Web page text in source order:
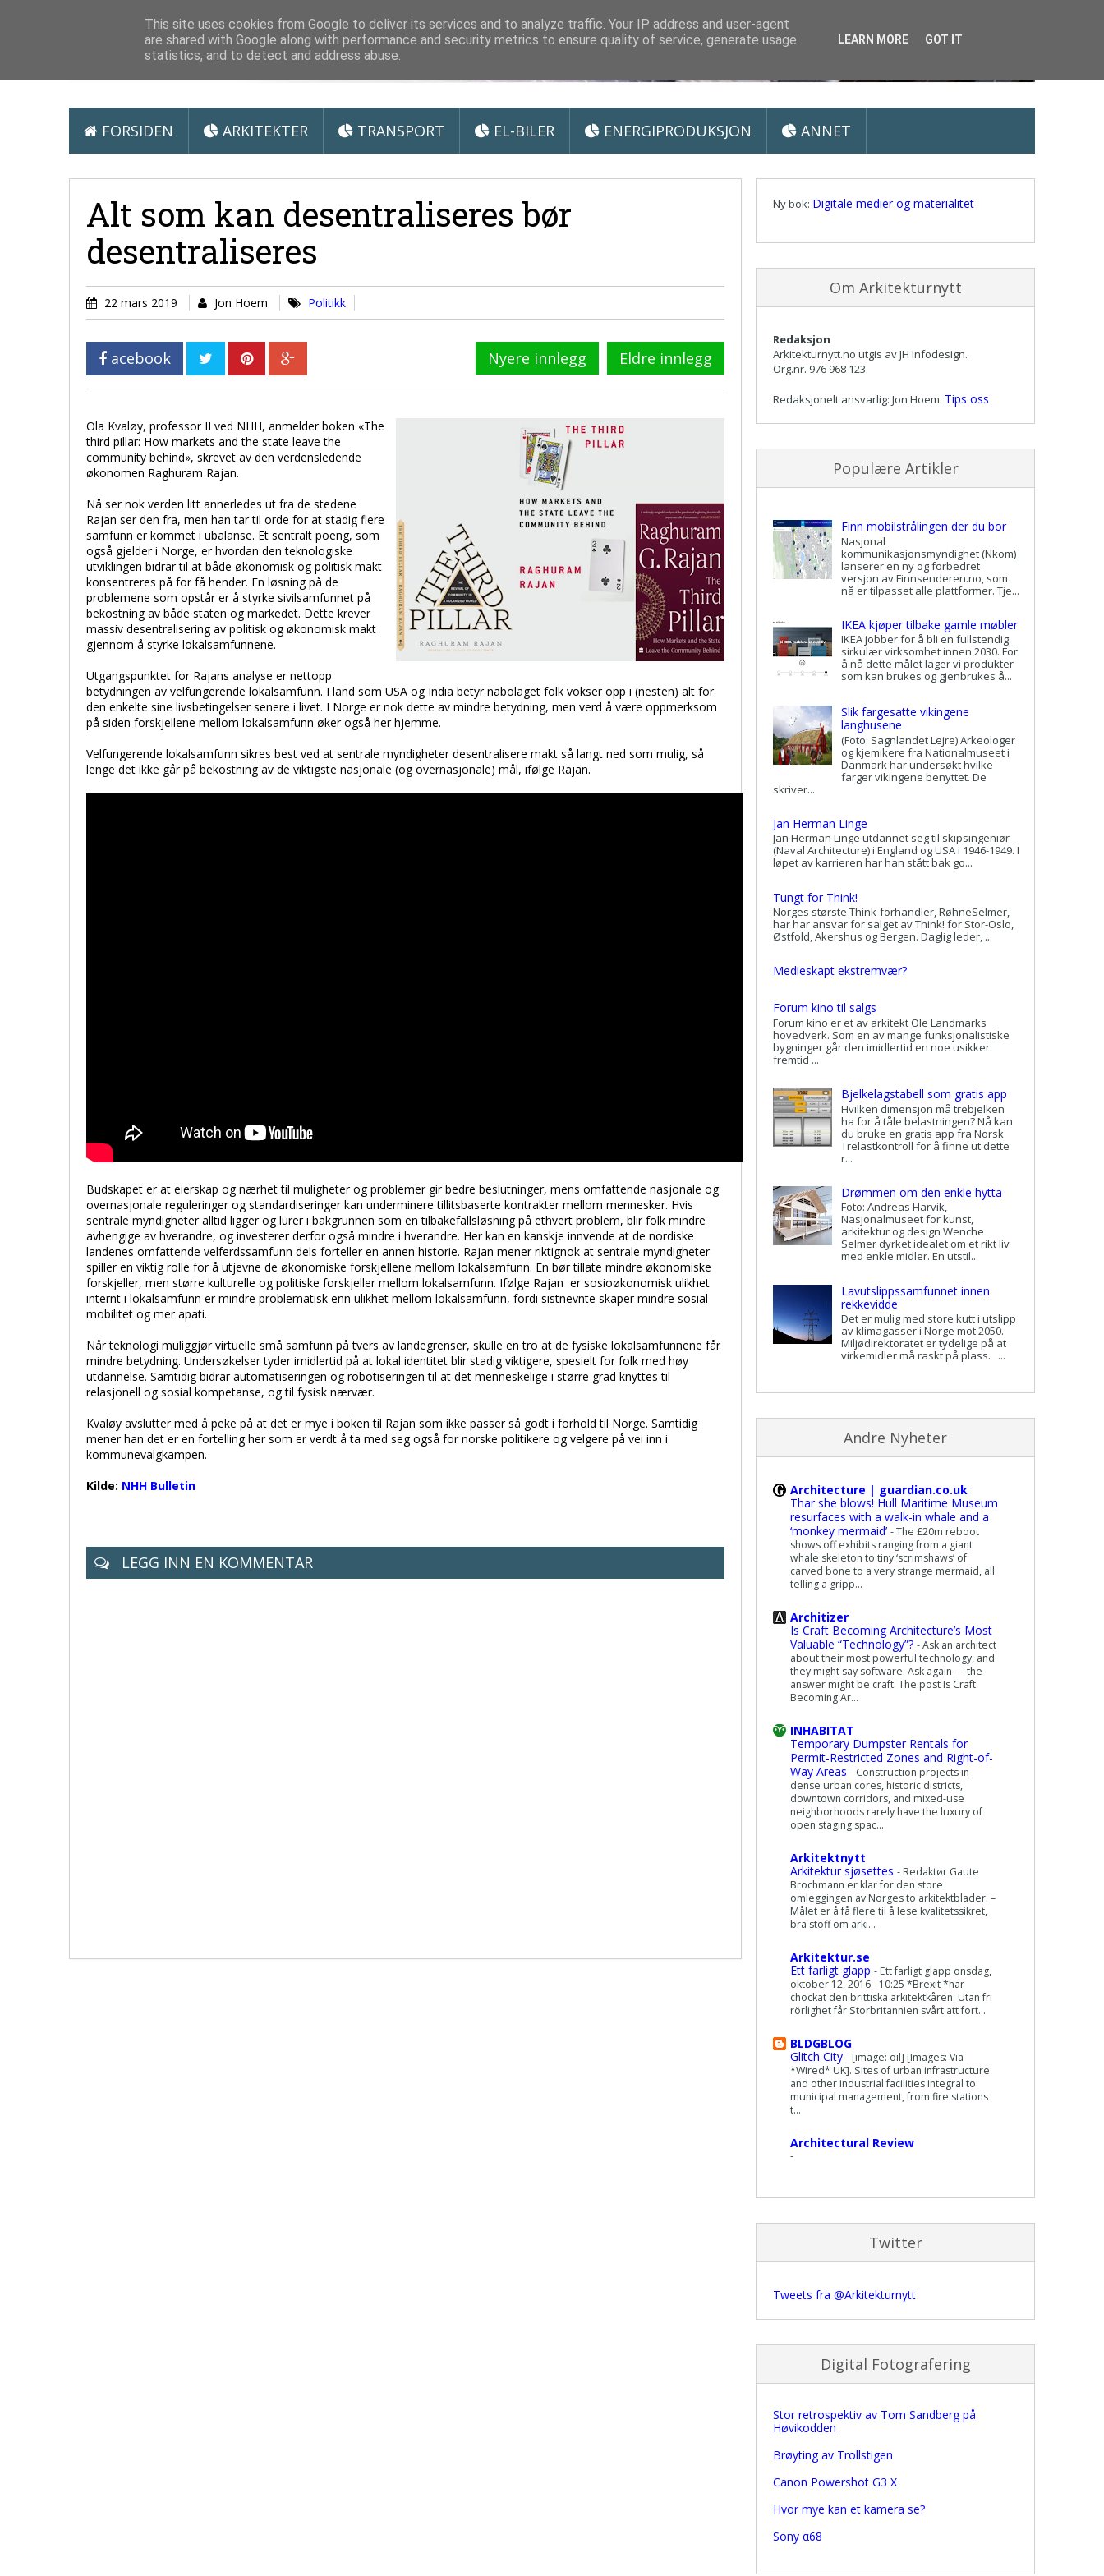
Arkitektur & Miljøteknologi
FORSIDEN ARKITEKTER TRANSPORT EL-BILER ENERGIPRODUKSJON ANNET
Alt som kan desentraliseres bør
desentraliseres
22 mars 2019 Jon Hoem Politikk
acebook Nyere innlegg Eldre innlegg
Ola Kvaløy, professor II ved NHH, anmelder boken «The
third pillar: How markets and the state leave the
community behind», skrevet av den verdensledende
økonomen Raghuram Rajan.
Nå ser nok verden litt annerledes ut fra de stedene
Rajan ser den fra, men han tar til orde for at stadig flere
samfunn er kommet i ubalanse. Et sentralt poeng, som
også gjelder i Norge, er hvordan den teknologiske
utviklingen bidrar til at både økonomisk og politisk makt
konsentreres på for få hender. En løsning på de
problemene som opstår er å styrke sivilsamfunnet på
bekostning av både staten og markedet. Dette krever
massiv desentralisering av politisk og økonomisk makt
gjennom å styrke lokalsamfunnene.
Utgangspunktet for Rajans analyse er nettopp
betydningen av velfungerende lokalsamfunn. I land som USA og India betyr nabolaget folk vokser opp i (nesten) alt for
den enkelte sine livsbetingelser senere i livet. I Norge er nok dette av mindre betydning, men verd å være oppmerksom
på siden forskjellene mellom lokalsamfunn øker også her hjemme.
Velfungerende lokalsamfunn sikres best ved at sentrale myndigheter desentralisere makt så langt ned som mulig, så
lenge det ikke går på bekostning av de viktigste nasjonale (og overnasjonale) mål, ifølge Rajan.
Budskapet er at eierskap og nærhet til muligheter og problemer gir bedre beslutninger, mens omfattende nasjonale og
overnasjonale reguleringer og standardiseringer kan underminere tillitsbaserte kontrakter mellom mennesker. Hvis
sentrale myndigheter alltid ligger og lurer i bakgrunnen som en tilbakefallsløsning på ethvert problem, blir folk mindre
avhengige av hverandre, og investerer derfor også mindre i hverandre. Her kan en kanskje innvende at de nordiske
landenes omfattende velferdssamfunn dels forteller en annen historie. Rajan mener riktignok at sentrale myndigheter
spiller en viktig rolle for å utjevne de økonomiske forskjellene mellom lokalsamfunn. En bør tillate mindre økonomiske
forskjeller, men større kulturelle og politiske forskjeller mellom lokalsamfunn. Ifølge Rajan er sosioøkonomisk ulikhet
internt i lokalsamfunn er mindre problematisk enn ulikhet mellom lokalsamfunn, fordi sistnevnte skaper mindre sosial
mobilitet og mer apati.
Når teknologi muliggjør virtuelle små samfunn på tvers av landegrenser, skulle en tro at de fysiske lokalsamfunnene får
mindre betydning. Undersøkelser tyder imidlertid på at lokal identitet blir stadig viktigere, spesielt for folk med høy
utdannelse. Samtidig bidrar automatiseringen og robotiseringen til at det menneskelige i større grad knyttes til
relasjonell og sosial kompetanse, og til fysisk nærvær.
Kvaløy avslutter med å peke på at det er mye i boken til Rajan som ikke passer så godt i forhold til Norge. Samtidig
mener han det er en fortelling her som er verdt å ta med seg også for norske politikere og velgere på vei inn i
kommunevalgkampen.
Kilde: NHH Bulletin
LEGG INN EN KOMMENTAR
Ny bok: Digitale medier og materialitet
Om Arkitekturnytt
Redaksjon
Arkitekturnytt.no utgis av JH Infodesign.
Org.nr. 976 968 123.
Redaksjonelt ansvarlig: Jon Hoem. Tips oss
Populære Artikler
Finn mobilstrålingen der du bor
Nasjonal
kommunikasjonsmyndighet (Nkom)
lanserer en ny og forbedret
versjon av Finnsenderen.no, som
nå er tilpasset alle plattformer. Tje...
IKEA kjøper tilbake gamle møbler
IKEA jobber for å bli en fullstendig
sirkulær virksomhet innen 2030. For
å nå dette målet lager vi produkter
som kan brukes og gjenbrukes å...
Slik fargesatte vikingene
langhusene
(Foto: Sagnlandet Lejre) Arkeologer
og kjemikere fra Nationalmuseet i
Danmark har undersøkt hvilke
farger vikingene benyttet. De
skriver...
Jan Herman Linge
Jan Herman Linge utdannet seg til skipsingeniør
(Naval Architecture) i England og USA i 1946-1949. I
løpet av karrieren har han stått bak go...
Tungt for Think!
Norges største Think-forhandler, RøhneSelmer,
har har ansvar for salget av Think! for Stor-Oslo,
Østfold, Akershus og Bergen. Daglig leder, ...
Medieskapt ekstremvær?
Forum kino til salgs
Forum kino er et av arkitekt Ole Landmarks
hovedverk. Som en av mange funksjonalistiske
bygninger går den imidlertid en noe usikker
fremtid ...
Bjelkelagstabell som gratis app
Hvilken dimensjon må trebjelken
ha for å tåle belastningen? Nå kan
du bruke en gratis app fra Norsk
Trelastkontroll for å finne ut dette
r...
Drømmen om den enkle hytta
Foto: Andreas Harvik,
Nasjonalmuseet for kunst,
arkitektur og design Wenche
Selmer dyrket idealet om et rikt liv
med enkle midler. En utstil...
Lavutslippssamfunnet innen
rekkevidde
Det er mulig med store kutt i utslipp
av klimagasser i Norge mot 2050.
Miljødirektoratet er tydelige på at
virkemidler må raskt på plass. ...
Andre Nyheter
Architecture | guardian.co.uk
Thar she blows! Hull Maritime Museum
resurfaces with a walk-in whale and a
‘monkey mermaid’ -The £20m reboot
shows off exhibits ranging from a giant
whale skeleton to tiny ‘scrimshaws’ of
carved bone to a very strange mermaid, all
telling a gripp...
Architizer
Is Craft Becoming Architecture’s Most
Valuable “Technology”? -Ask an architect
about their most powerful technology, and
they might say software. Ask again — the
answer might be craft. The post Is Craft
Becoming Ar...
INHABITAT
Temporary Dumpster Rentals for
Permit-Restricted Zones and Right-of-
Way Areas - Construction projects in
dense urban cores, historic districts,
downtown corridors, and mixed-use
neighborhoods rarely have the luxury of
open staging spac...
Arkitektnytt
Arkitektur sjøsettes - Redaktør Gaute
Brochmann er klar for den store
omleggingen av Norges to arkitektblader: –
Målet er å få flere til å lese kvalitetssikret,
bra stoff om arki...
Arkitektur.se
Ett farligt glapp - Ett farligt glapp onsdag,
oktober 12, 2016 - 10:25 *Brexit *har
chockat den brittiska arkitektkåren. Utan fri
rörlighet får Storbritannien svårt att fort...
BLDGBLOG
Glitch City - [image: oil] [Images: Via
*Wired* UK]. Sites of urban infrastructure
and other industrial facilities integral to
municipal management, from fire stations
t...
Architectural Review
-
Twitter
Tweets fra @Arkitekturnytt
Digital Fotografering
Stor retrospektiv av Tom Sandberg på
Høvikodden
Brøyting av Trollstigen
Canon Powershot G3 X
Hvor mye kan et kamera se?
Sony α68
This site uses cookies from Google to deliver its services and to analyze traffic. Your IP address and user-agent
are shared with Google along with performance and security metrics to ensure quality of service, generate usage
statistics, and to detect and address abuse.
LEARN MORE GOT IT